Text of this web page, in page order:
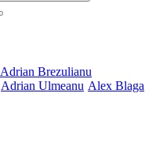
Adrian Brezulianu
Adrian Ulmeanu Alex Blaga